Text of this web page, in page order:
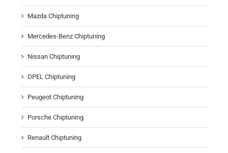
Mazda Chiptuning
Mercedes-Benz Chiptuning
Nissan Chiptuning
OPEL Chiptuning
Peugeot Chiptuning
Porsche Chiptuning
Renault Chiptuning